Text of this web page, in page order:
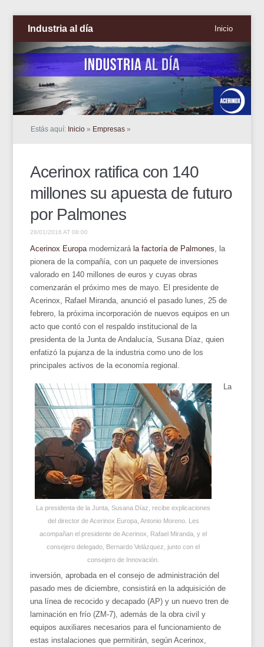
Industria al día Inicio
Estás aquí: Inicio » Empresas »
Acerinox ratifica con 140
millones su apuesta de futuro
por Palmones
28/01/2016 AT 08:00
Acerinox Europa modernizarála factoría de Palmones , la
pionera de la compañía, con un paquete de inversiones
valorado en 140 millones de euros y cuyas obras
comenzarán el próximo mes de mayo. El presidente de
Acerinox, Rafael Miranda, anunció el pasado lunes, 25 de
febrero, la próxima incorporación de nuevos equipos en un
acto que contó con el respaldo institucional de la
presidenta de la Junta de Andalucía, Susana Díaz, quien
enfatizó la pujanza de la industria como uno de los
principales activos de la economía regional.
La presidenta de la Junta, Susana Díaz, recibe explicaciones
del director de Acerinox Europa, Antonio Moreno. Les
acompañan el presidente de Acerinox, Rafael Miranda, y el
consejero delegado, Bernardo Velázquez, junto con el
consejero de Innovación.
La
inversión, aprobada en el consejo de administración del
pasado mes de diciembre, consistirá en la adquisición de
una línea de recocido y decapado (AP) y un nuevo tren de
laminación en frío (ZM-7), además de la obra civil y
equipos auxiliares necesarios para el funcionamiento de
estas instalaciones que permitirán, según Acerinox,